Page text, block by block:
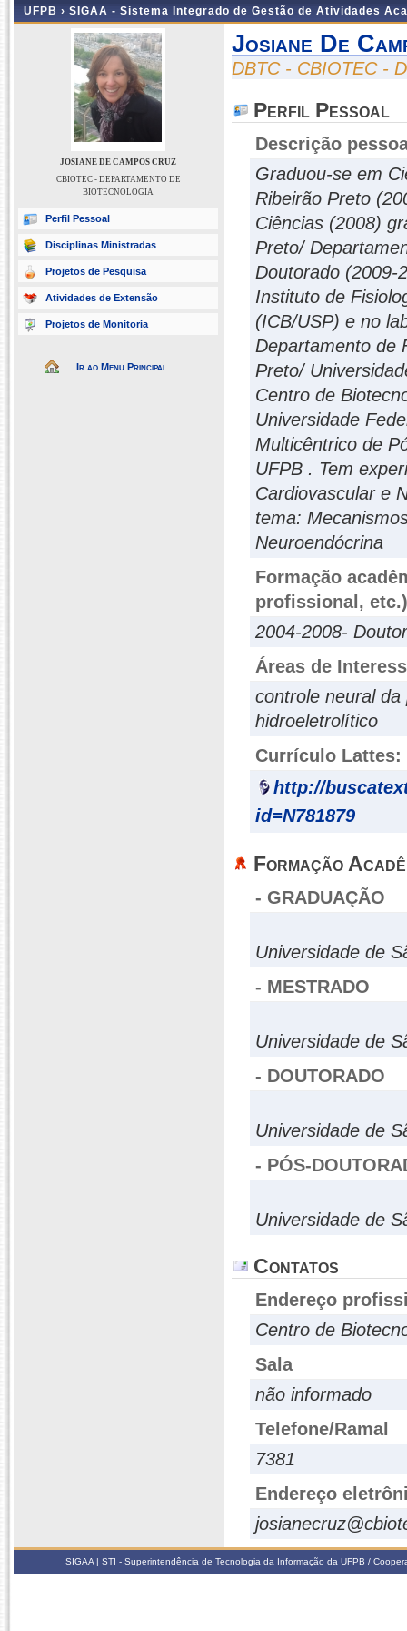
UFPB › SIGAA - Sistema Integrado de Gestão de Atividades
JOSIANE DE CAMPOS CRUZ
CBIOTEC - DEPARTAMENTO DE
BIOTECNOLOGIA
Perfil Pessoal
Disciplinas Ministradas
Projetos de Pesquisa
Atividades de Extensão
Projetos de Monitoria
Ir ao Menu Principal
Josiane De
DBTC - CBIOTEC -
Perfil Pessoal
Descrição
Graduou-se em
Ribeirão Preto
Ciências (2008)
Preto/
Doutorado (2009-
Instituto de
(ICB/USP) e no
Departamento de
Preto/
Centro de
Universidade
Multicêntrico de
UFPB . Tem
Cardiovascular e
tema:
Neuroendócrina
Formação
profissional, etc.)
2004-2008-
Áreas de
controle neural
hidroeletrolítico
Currículo Lattes:
http://
id=N781879
Formação
- GRADUAÇÃO
Universidade de
- MESTRADO
Universidade de
- DOUTORADO
Universidade de
- PÓS-
Universidade de
Contatos
Endereço
Centro de
Sala
não informado
Telefone/Ramal
7381
Endereço
SIGAA | STI - Superintendência de Tecnologia da Informação da UFPB /